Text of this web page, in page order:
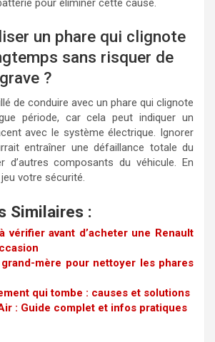
un phare qui clignote
sans risquer de
?
de conduire avec un phare qui clignote
période, car cela peut indiquer un
avec le système électrique. Ignorer
entraîner une défaillance totale du
d’autres composants du véhicule. En
votre sécurité.
Similaires :
vérifier avant d’acheter une Renault
mère pour nettoyer les phares
qui tombe : causes et solutions
: Guide complet et infos pratiques